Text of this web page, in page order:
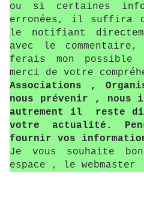
ou si certaines
erronées, il suffira
le notifiant
avec le commentaire,
ferais mon possible
merci de votre
Associations ,
nous prévenir , nous
autrement il reste
votre actualité.
fournir vos
Je vous souhaite
espace , le webmaster